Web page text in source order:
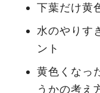
下葉だけ黄
水のやりす
ント
黄色くなっ
うかの考え